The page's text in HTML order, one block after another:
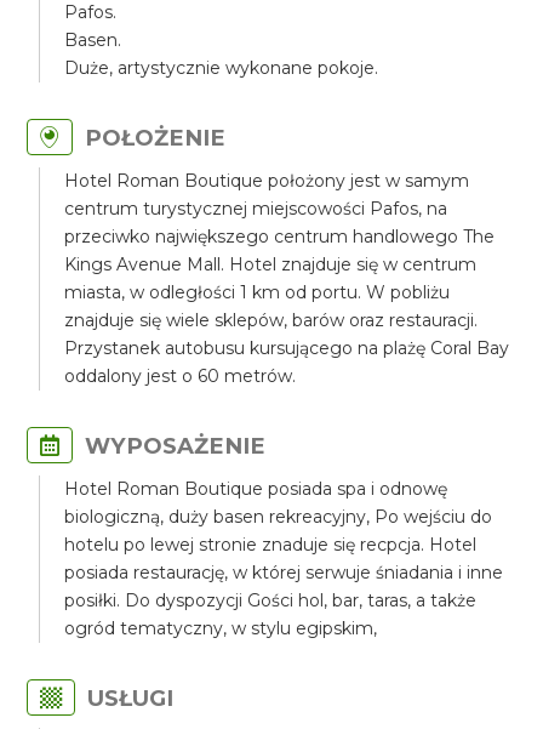
Pafos.
Basen.
Duże, artystycznie wykonane pokoje.
POŁOŻENIE
Hotel Roman Boutique położony jest w samym
centrum turystycznej miejscowości Pafos, na
przeciwko największego centrum handlowego The
Kings Avenue Mall. Hotel znajduje się w centrum
miasta, w odległości 1 km od portu. W pobliżu
znajduje się wiele sklepów, barów oraz restauracji.
Przystanek autobusu kursującego na plażę Coral Bay
oddalony jest o 60 metrów.
WYPOSAŻENIE
Hotel Roman Boutique posiada spa i odnowę
biologiczną, duży basen rekreacyjny, Po wejściu do
hotelu po lewej stronie znaduje się recpcja. Hotel
posiada restaurację, w której serwuje śniadania i inne
posiłki. Do dyspozycji Gości hol, bar, taras, a także
ogród tematyczny, w stylu egipskim,
USŁUGI